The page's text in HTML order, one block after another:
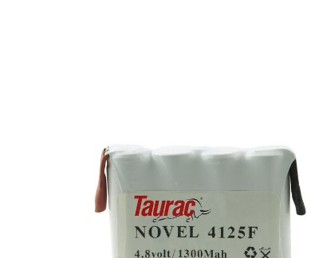
Amperage:
15 x 50 x 60 mm
Volt accupack: 4,8 V